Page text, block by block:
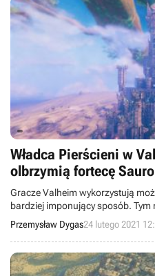
Władca Pierścieni w
olbrzymią fortecę
Gracze Valheim wykorzystują
bardziej imponujący sposób. Tym
Saurona - Barad-dűr.
Przemysław Dygas24 lutego 2021